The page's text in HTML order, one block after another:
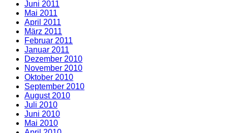
Juni 2011
Mai 2011
April 2011
März 2011
Februar 2011
Januar 2011
Dezember 2010
November 2010
Oktober 2010
September 2010
August 2010
Juli 2010
Juni 2010
Mai 2010